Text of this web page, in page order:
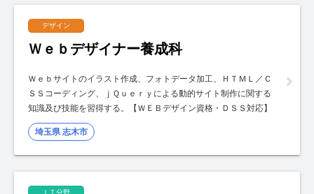
デザイン
Ｗｅｂデザイナー養成科
Ｗｅｂサイトのイラスト作成、フォトデータ加工、ＨＴＭＬ／Ｃ
ＳＳコーディング、ｊＱｕｅｒｙによる動的サイト制作に関する
知識及び技能を習得する。【ＷＥＢデザイン資格・ＤＳＳ対応】
埼玉県 志木市
ＩＴ分野